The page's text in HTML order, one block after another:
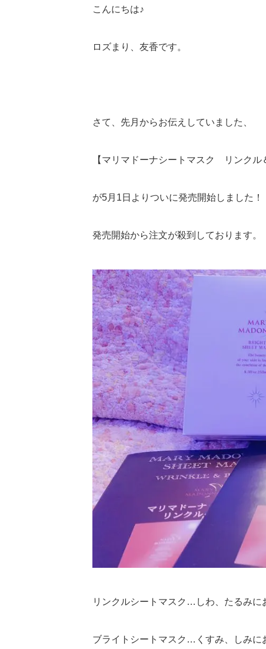
こんにちは♪
ロズまり、友香です。
さて、先月からお伝えしていました、
【マリマドーナシートマスク リンクル
が5月1日よりついに発売開始しました！
発売開始から注文が殺到しております。
リンクルシートマスク…しわ、たるみに
ブライトシートマスク…くすみ、しみに